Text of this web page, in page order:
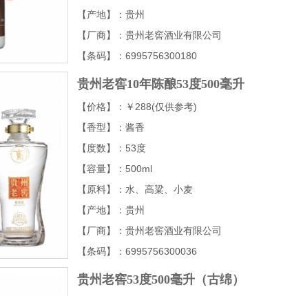
【产地】：贵州
【厂商】：贵州老窖酒业有限公司
【条码】：6995756300180
贵州老窖10年陈酿53度500毫升
【价格】：￥288(仅供参考)
【香型】：酱香
【度数】：53度
【容量】：500ml
【原料】：水、高粱、小麦
【产地】：贵州
【厂商】：贵州老窖酒业有限公司
【条码】：6995756300036
贵州老窖53度500毫升（古绵）